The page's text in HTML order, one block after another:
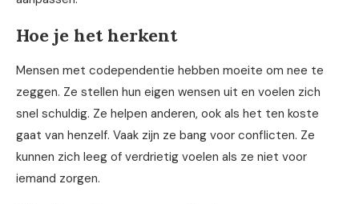
Hoe je het herkent
Mensen met codependentie hebben moeite om nee te
zeggen. Ze stellen hun eigen wensen uit en voelen zich
snel schuldig. Ze helpen anderen, ook als het ten koste
gaat van henzelf. Vaak zijn ze bang voor conflicten. Ze
kunnen zich leeg of verdrietig voelen als ze niet voor
iemand zorgen.